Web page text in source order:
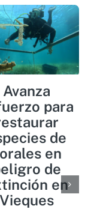
Avanza
para
de
en
de
en
Vieques